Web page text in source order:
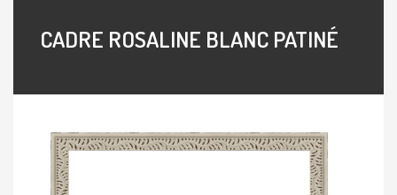
CADRE ROSALINE BLANC PATINÉ